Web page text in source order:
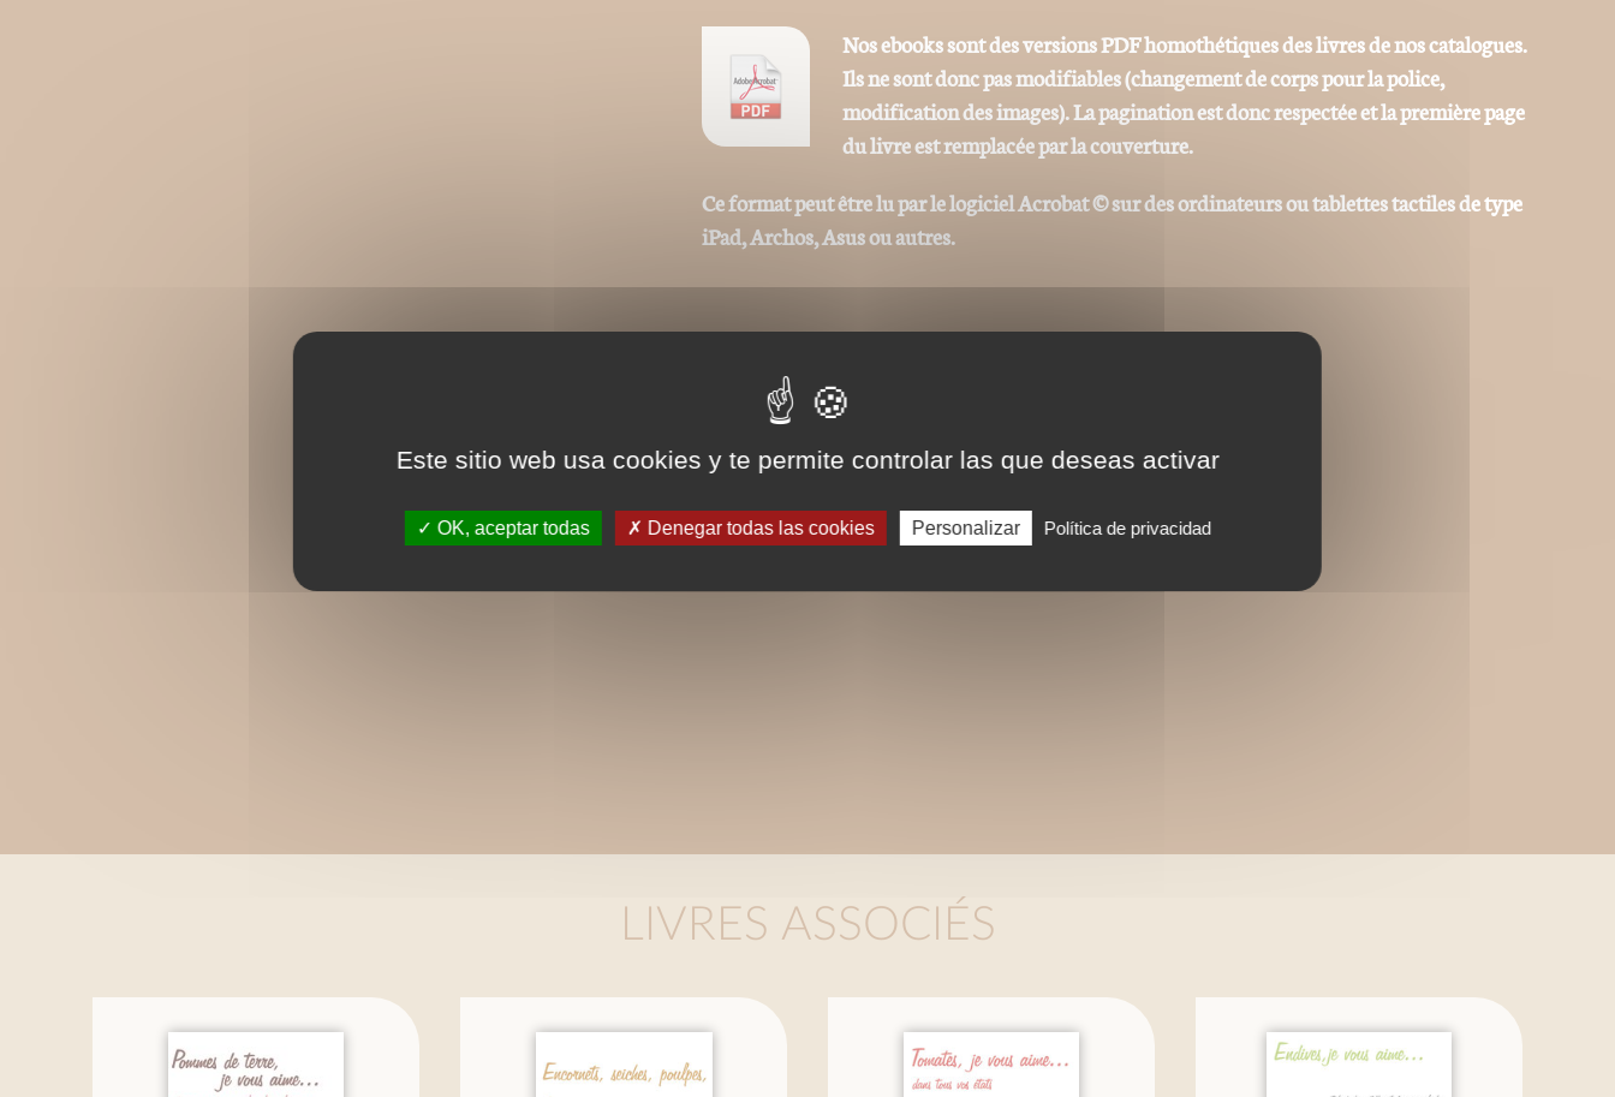
Nos ebooks sont des versions PDF homothétiques des livres de nos catalogues.
Ils ne sont donc pas modifiables (changement de corps pour la police,
modification des images). La pagination est donc respectée et la première page
du livre est remplacée par la couverture.
Ce format peut être lu par le logiciel Acrobat © sur des ordinateurs ou tablettes tactiles de type
iPad, Archos, Asus ou autres.
LIVRES ASSOCIÉS
Este sitio web usa cookies y te permite controlar las que deseas activar
OK, aceptar todas Denegar todas las cookies Personalizar Política de privacidad